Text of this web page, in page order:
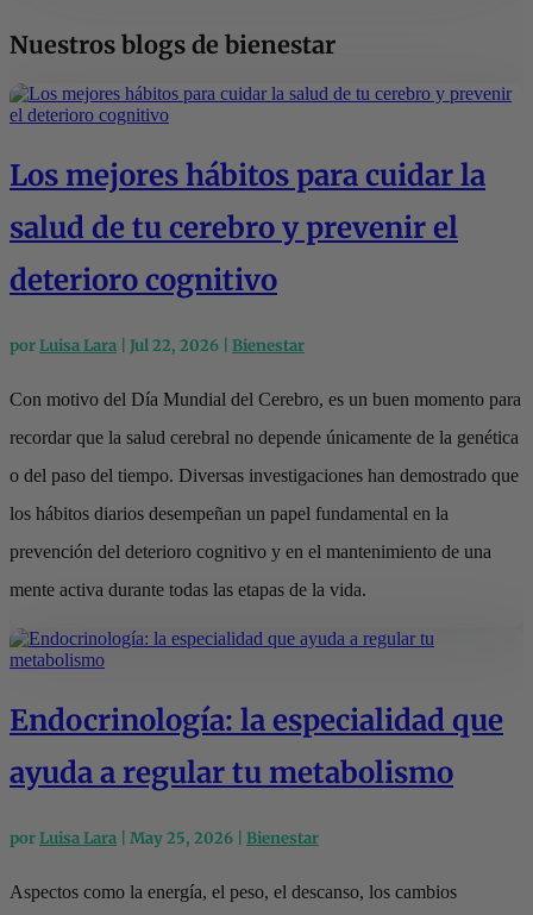
Nuestros blogs de bienestar
Los mejores hábitos para cuidar la
salud de tu cerebro y prevenir el
deterioro cognitivo
porLuisa Lara Jul 22, 2026 Bienestar
Con motivo del Día Mundial del Cerebro, es un buen momento para
recordar que la salud cerebral no depende únicamente de la genética
o del paso del tiempo. Diversas investigaciones han demostrado que
los hábitos diarios desempeñan un papel fundamental en la
prevención del deterioro cognitivo y en el mantenimiento de una
mente activa durante todas las etapas de la vida.
Endocrinología: la especialidad que
ayuda a regular tu metabolismo
porLuisa Lara May 25, 2026 Bienestar
Aspectos como la energía, el peso, el descanso, los cambios